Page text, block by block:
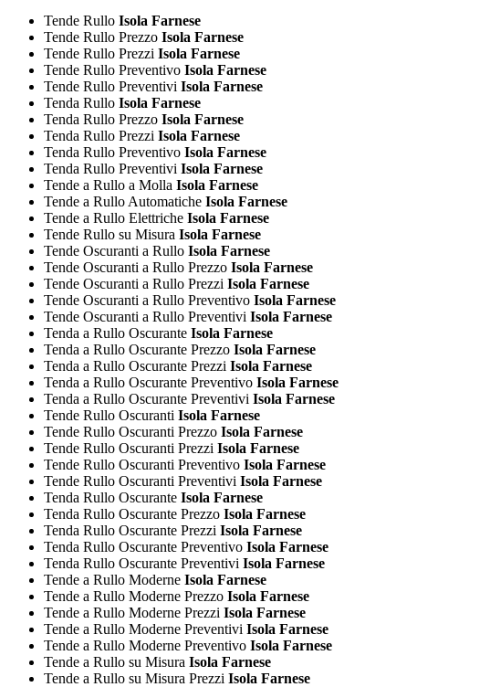
Tende Rullo Isola Farnese
Tende Rullo Prezzo Isola Farnese
Tende Rullo Prezzi Isola Farnese
Tende Rullo Preventivo Isola Farnese
Tende Rullo Preventivi Isola Farnese
Tenda Rullo Isola Farnese
Tenda Rullo Prezzo Isola Farnese
Tenda Rullo Prezzi Isola Farnese
Tenda Rullo Preventivo Isola Farnese
Tenda Rullo Preventivi Isola Farnese
Tende a Rullo a Molla Isola Farnese
Tende a Rullo Automatiche Isola Farnese
Tende a Rullo Elettriche Isola Farnese
Tende Rullo su Misura Isola Farnese
Tende Oscuranti a Rullo Isola Farnese
Tende Oscuranti a Rullo Prezzo Isola Farnese
Tende Oscuranti a Rullo Prezzi Isola Farnese
Tende Oscuranti a Rullo Preventivo Isola Farnese
Tende Oscuranti a Rullo Preventivi Isola Farnese
Tenda a Rullo Oscurante Isola Farnese
Tenda a Rullo Oscurante Prezzo Isola Farnese
Tenda a Rullo Oscurante Prezzi Isola Farnese
Tenda a Rullo Oscurante Preventivo Isola Farnese
Tenda a Rullo Oscurante Preventivi Isola Farnese
Tende Rullo Oscuranti Isola Farnese
Tende Rullo Oscuranti Prezzo Isola Farnese
Tende Rullo Oscuranti Prezzi Isola Farnese
Tende Rullo Oscuranti Preventivo Isola Farnese
Tende Rullo Oscuranti Preventivi Isola Farnese
Tenda Rullo Oscurante Isola Farnese
Tenda Rullo Oscurante Prezzo Isola Farnese
Tenda Rullo Oscurante Prezzi Isola Farnese
Tenda Rullo Oscurante Preventivo Isola Farnese
Tenda Rullo Oscurante Preventivi Isola Farnese
Tende a Rullo Moderne Isola Farnese
Tende a Rullo Moderne Prezzo Isola Farnese
Tende a Rullo Moderne Prezzi Isola Farnese
Tende a Rullo Moderne Preventivi Isola Farnese
Tende a Rullo Moderne Preventivo Isola Farnese
Tende a Rullo su Misura Isola Farnese
Tende a Rullo su Misura Prezzi Isola Farnese